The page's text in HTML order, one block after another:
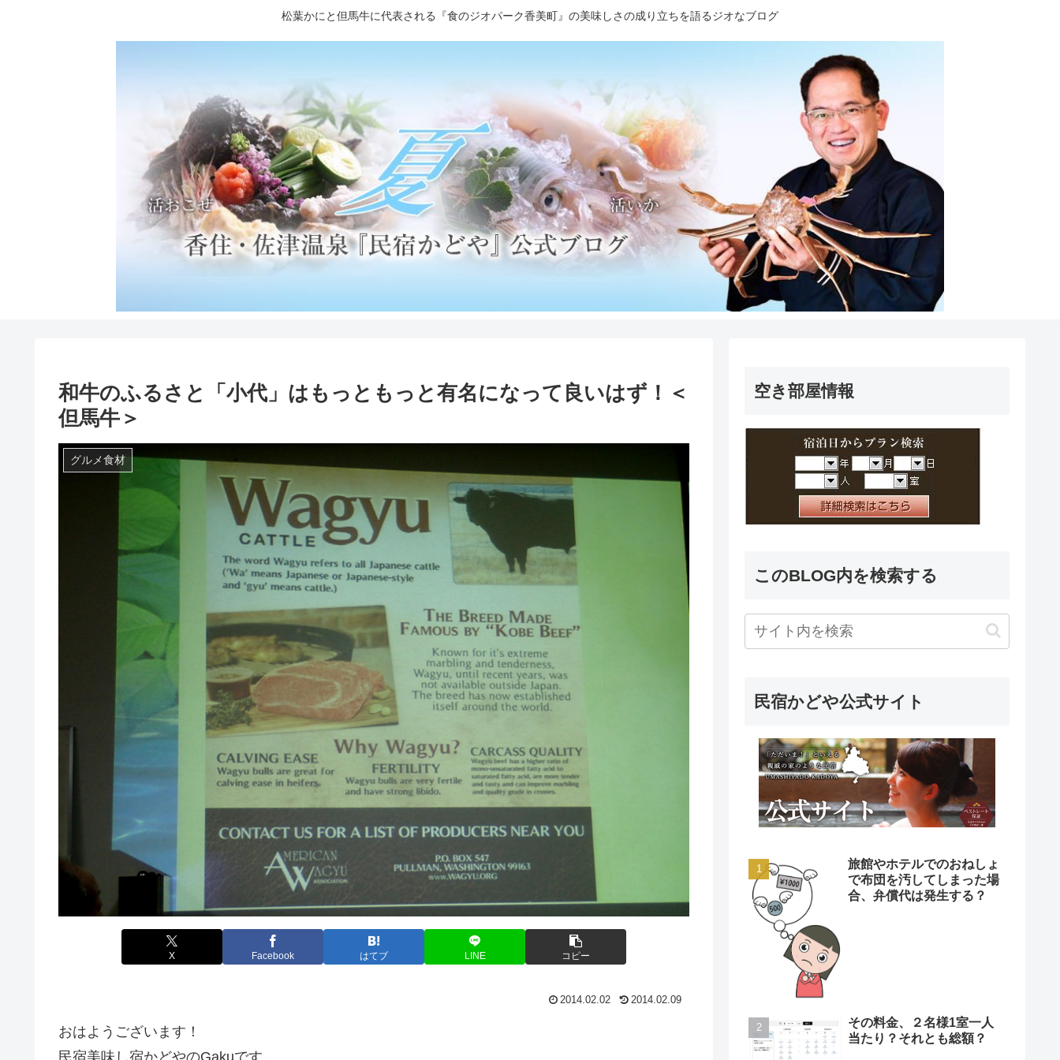
松葉かにと但馬牛に代表される『食のジオパーク香美町』の美味しさの成り立ちを語るジオなブログ
和牛のふるさと「小代」はもっともっと有名になって良いはず！＜
但馬牛＞
グルメ食材
X Facebook はてブ LINE コピー
2014.02.02 2014.02.09
おはようございます！
空き部屋情報
このBLOG内を検索する
民宿かどや公式サイト
旅館やホテルでのおねしょ
で布団を汚してしまった場
合、弁償代は発生する？
その料金、２名様1室一人
当たり？それとも総額？